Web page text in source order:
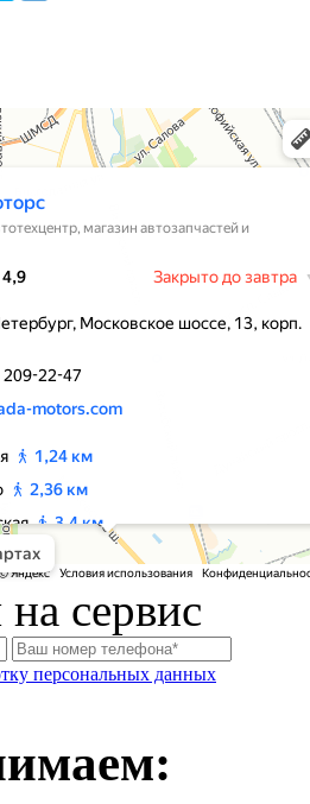
на сервис
персональных данных